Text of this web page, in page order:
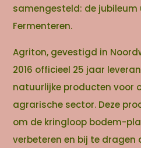
samengesteld: de
Fermenteren.
Agriton, gevestigd in
2016 officieel 25 jaar
natuurlijke producten voor
agrarische sector. Deze
om de kringloop bodem-
verbeteren en bij te dragen